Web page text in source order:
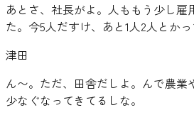
あとさ、社長がよ。人ももう少し雇
た。今5人だすけ、あと1人2人とかっ
津田
ん〜。ただ、田舎だしよ。んで農業
少なぐなってきてるしな。